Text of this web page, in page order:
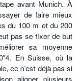
avant Munich. À
de faire mieux
du 100 m et du 200
pas se fixer de but
sa moyenne
En Suisse, où la
ce n’est déjà pas si
aligner plusieurs